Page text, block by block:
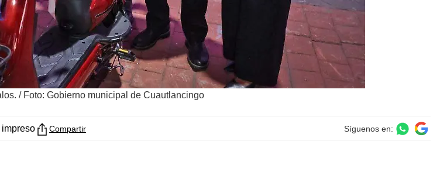
/ Foto: Gobierno municipal de Cuautlancingo
Compartir Síguenos en: